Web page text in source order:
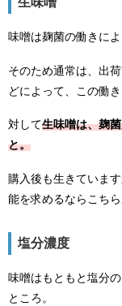
味噌は麹菌の働きに
そのため通常は、出
どによって、この働き
対して生味噌は、麹
と。
購入後も生きていま
能を求めるならこちら
塩分濃度
味噌はもともと塩分
ところ。